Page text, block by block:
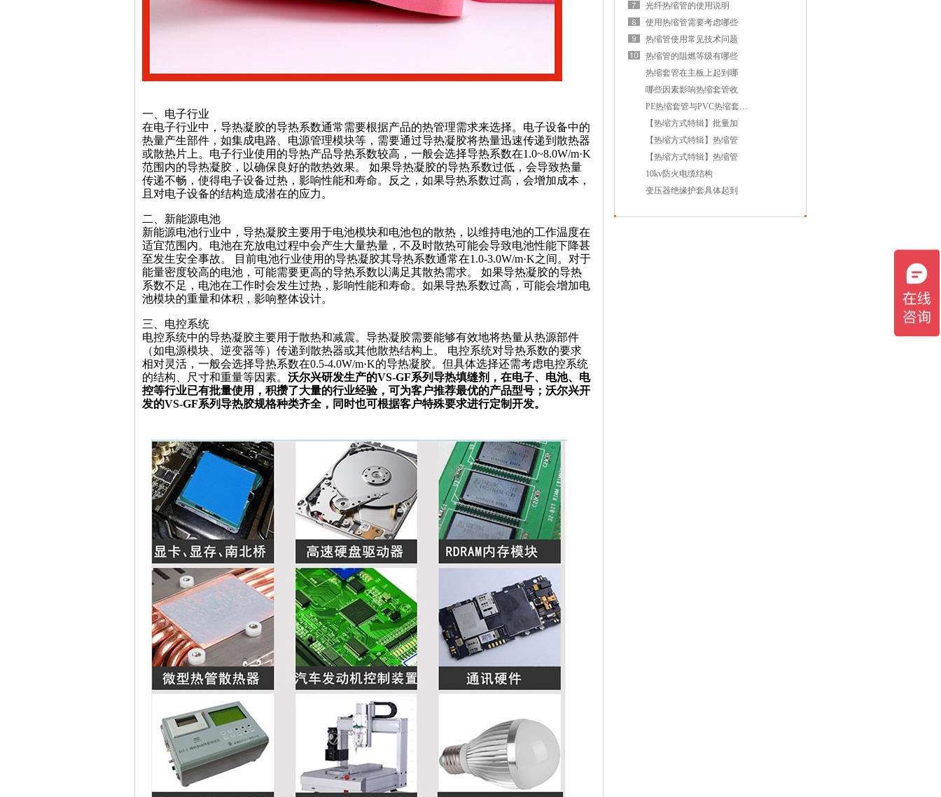
一、电子行业
在电子行业中，导热凝胶的导热系数通常需要根据产品的热管理需求来选择。电子设备中的
热量产生部件，如集成电路、电源管理模块等，需要通过导热凝胶将热量迅速传递到散热器
或散热片上。电子行业使用的导热产品导热系数较高，一般会选择导热系数在1.0~8.0W/m·K
范围 内的导热凝胶，以确保良好的散热效果。 如果导热凝胶的导热系数过低，会导致热量
传递不畅，使得电子设备过热，影响性能和寿命。
反之，如果导热系数过高，会增加成本，
且对电子设备的结构造成潜在的应力。
二、新能源电池
新能源电池行业中，导热凝胶主要用于电池模块和电池包的散热，以维持电池的工作温度在
适宜范围内。电池在充放电过程中会产生大量热量，不及时散热可能会导致电池性能下降甚
至发生安全事故。
目前电池行业使用的导热凝胶其导热系数通常在1.0-3.0W/m·K之间。对于
能量密度较高的电池，可能需要更高的导热系数以满足其散热需求。 如果导热凝胶的导热
系数不足，电池在工作时会发生过热，影响性能和寿命。如果导热系数过高，可能会增加电
池模块的重量和体积，影响整体设计。
三、电控系统
电控系统中的导热凝胶主要用于散热和减震。导热凝胶需要能够有效地将热量从热源部件
（如电源模块、逆变器等）传递到散热器或其他散热结构上。 电控系统对导热系数的要求
相对灵活，一般会选择导热系数在0.5-4.0W/m·K的导热凝胶。 但具体选择还需考虑电控系统
的结构、尺寸和重量等因素。 沃尔兴研发生产的VS-GF系列导热填缝剂，在电子、电池、电
控等行业已有批量使用，积攒了大量的行业经验，可为客户推荐最优的产品型号；沃尔兴开
发的VS-GF系列导热胶规格种类齐全，同时也可根据客户特殊要求进行定制开发。
光纤热缩管的使用说明
使用热缩管需要考虑哪些
热缩管使用常见技术问题
热缩管的阻燃等级有哪些
热缩套管在主板上起到哪
哪些因素影响热缩套管收
PE热缩套管与PVC热缩套管哪
【热缩方式特辑】批量加
【热缩方式特辑】热缩管
【热缩方式特辑】热缩管
10kv防火电缆结构
变压器绝缘护套具体起到